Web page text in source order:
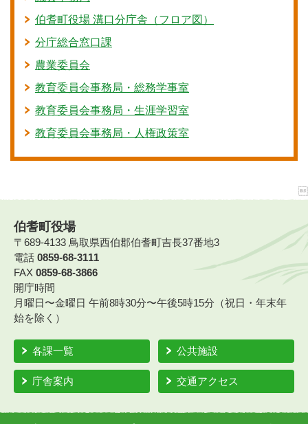
伯耆町役場 溝口分庁舎（フロア図）
分庁総合窓口課
農業委員会
教育委員会事務局・総務学事室
教育委員会事務局・生涯学習室
教育委員会事務局・人権政策室
伯耆町役場
〒689-4133 鳥取県西伯郡伯耆町吉長37番地3
電話 0859-68-3111
FAX 0859-68-3866
開庁時間
月曜日〜金曜日 午前8時30分〜午後5時15分（祝日・年末年
始を除く）
各課一覧 公共施設
庁舎案内 交通アクセス